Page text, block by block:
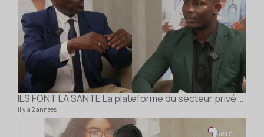
ILS FONT LA SANTE La plateforme du secteur privé de la santé au niger Dr DAN SONO
il y a 2 années